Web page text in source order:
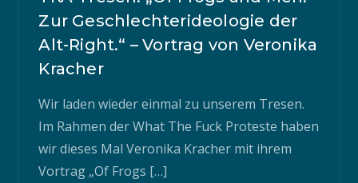
Zur Geschlechterideologie der
Alt-Right.“ – Vortrag von Veronika
Kracher
Wir laden wieder einmal zu unserem Tresen.
Im Rahmen der What The Fuck Proteste haben
wir dieses Mal Veronika Kracher mit ihrem
Vortrag „Of Frogs […]